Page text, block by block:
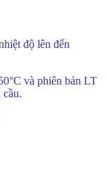
độ lên đến
và phiên bản LT
cầu.